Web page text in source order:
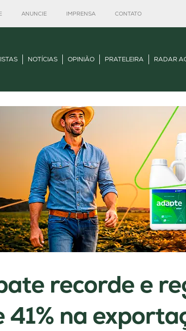
ANUNCIE IMPRENSA CONTATO
NOTÍCIAS OPINIÃO PRATELEIRA RADAR
recorde e
na